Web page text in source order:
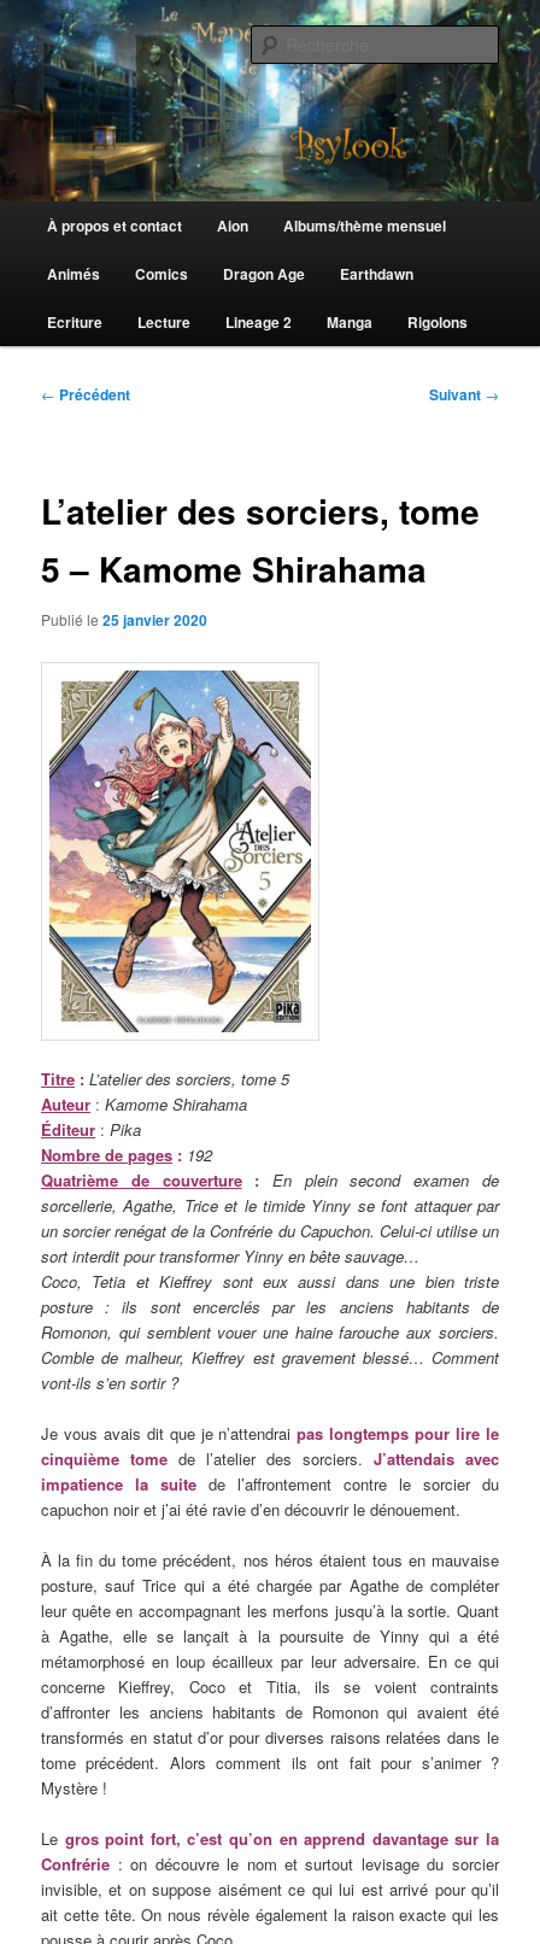
au
contenu
principalLe Manège de Psylook
principal
À propos et contact Aion Albums/thème mensuel
Animés Comics Dragon Age Earthdawn
Ecriture Lecture Lineage 2 Manga Rigolons
Navigation
← Précédent Suivant →
L’atelier des sorciers, tome
5 – Kamome Shirahama
Publié le25 janvier 2020
Titre : L’atelier des sorciers, tome 5
Auteur :Kamome Shirahama
Éditeur : Pika
Nombre de pages : 192
Quatrième de couverture:En plein second examen de
sorcellerie, Agathe, Trice et le timide Yinny se font attaquer par
un sorcier renégat de la Confrérie du Capuchon. Celui-ci utilise un
sort interdit pour transformer Yinny en bête sauvage…
Coco, Tetia et Kieffrey sont eux aussi dans une bien triste
posture : ils sont encerclés par les anciens habitants de
Romonon, qui semblent vouer une haine farouche aux sorciers.
Comble de malheur, Kieffrey est gravement blessé… Comment
vont-ils s’en sortir ?
Je vous avais dit que je n’attendrai pas longtemps pour lire le
cinquième tome de l’atelier des sorciers. J’attendais avec
impatience la suite de l’affrontement contre le sorcier du
capuchon noir et j’ai été ravie d’en découvrir le dénouement.
À la fin du tome précédent, nos héros étaient tous en mauvaise
posture, sauf Trice qui a été chargée par Agathe de compléter
leur quête en accompagnant les merfons jusqu’à la sortie. Quant
à Agathe, elle se lançait à la poursuite de Yinny qui a été
métamorphosé en loup écailleux par leur adversaire. En ce qui
concerne Kieffrey, Coco et Titia, ils se voient contraints
d’affronter les anciens habitants de Romonon qui avaient été
transformés en statut d’or pour diverses raisons relatées dans le
tome précédent. Alors comment ils ont fait pour s’animer ?
Mystère !
Le gros point fort, c’est qu’on en apprend davantage sur la
Confrérie : on découvre le nom et surtout levisage du sorcier
invisible, et on suppose aisément ce qui lui est arrivé pour qu’il
ait cette tête. On nous révèle également la raison exacte qui les